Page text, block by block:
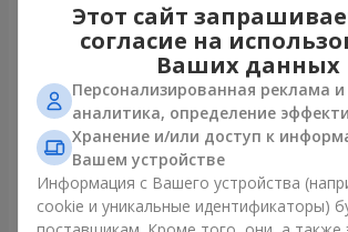
Букет "Юмоки"
1 175 грн
Букет
нежности"
3 324 грн
Этот сайт
согласие на
Ваших данных
Персонализированная реклама и
аналитика, определение
Хранение и/или доступ к
Вашем устройстве
Информация с Вашего устройства
cookie и уникальные идентификаторы)